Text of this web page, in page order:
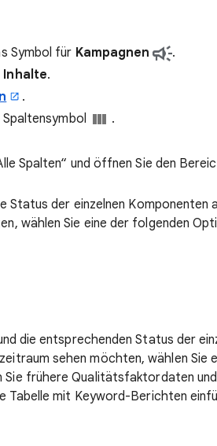
Symbol für Kampagnen
.
Inhalte.
.
.
Spalten“ und öffnen Sie den
der einzelnen Komponenten
wählen Sie eine der folgenden
die entsprechenden Status der
sehen möchten, wählen Sie
Sie frühere Qualitätsfaktordaten
Tabelle mit Keyword-Berichten